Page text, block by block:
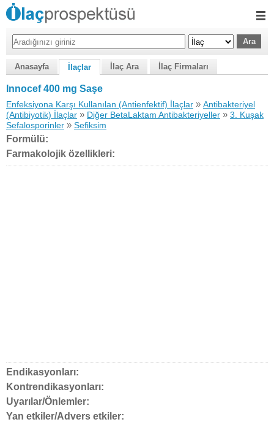
Anasayfa İlaçlar İlaç Ara İlaç Firmaları
Innocef 400 mg Saşe
Enfeksiyona Karşı Kullanılan (Antienfektif) İlaçlar » Antibakteriyel
(Antibiyotik) İlaçlar » Diğer BetaLaktam Antibakteriyeller » 3. Kuşak
Sefalosporinler » Sefiksim
Formülü:
Farmakolojik özellikleri:
Endikasyonları:
Kontrendikasyonları:
Uyarılar/Önlemler:
Yan etkiler/Advers etkiler: